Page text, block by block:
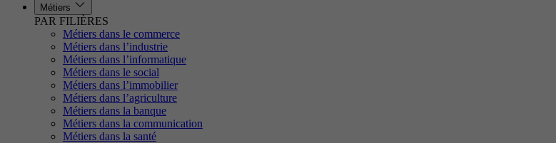
Métiers
PAR FILIÈRES
Métiers dans le commerce
Métiers dans l’industrie
Métiers dans l’informatique
Métiers dans le social
Métiers dans l’immobilier
Métiers dans l’agriculture
Métiers dans la banque
Métiers dans la communication
Métiers dans la santé